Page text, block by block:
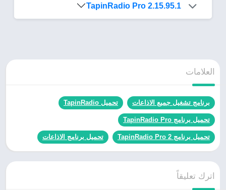
TapinRadio Pro 2.15.95.1
العلامات
برنامج تشغيل جميع الاذاعات تحميل TapinRadio
تحميل برنامج TapinRadio Pro
تحميل برنامج TapinRadio Pro 2 تحميل برنامج الاذاعات
اترك تعليقاً